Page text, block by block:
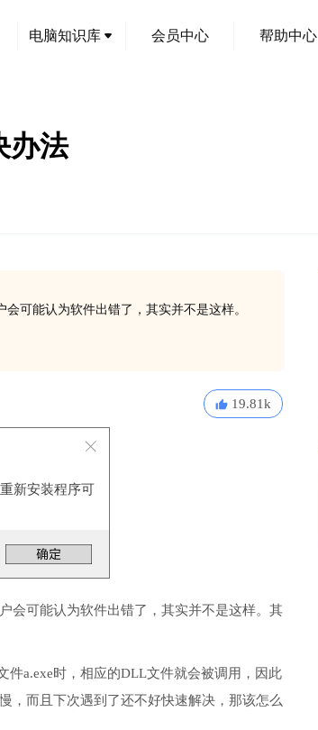
电脑知识库 会员中心 帮助中心
办法
可能认为软件出错了，其实并不是这样。
19.81k
新安装程序可
会可能认为软件出错了，其实并不是这样。其
件a.exe时，相应的DLL文件就会被调用，因此
，而且下次遇到了还不好快速解决，那该怎么